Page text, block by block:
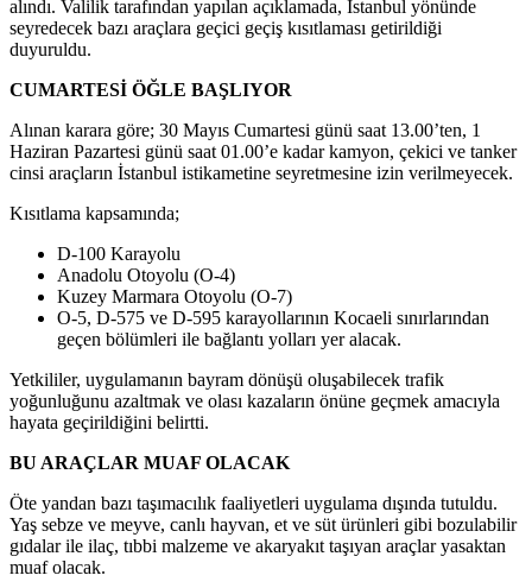
alındı. Valilik tarafından yapılan açıklamada, İstanbul yönünde
seyredecek bazı araçlara geçici geçiş kısıtlaması getirildiği
duyuruldu.
CUMARTESİ ÖĞLE BAŞLIYOR
Alınan karara göre; 30 Mayıs Cumartesi günü saat 13.00’ten, 1
Haziran Pazartesi günü saat 01.00’e kadar kamyon, çekici ve tanker
cinsi araçların İstanbul istikametine seyretmesine izin verilmeyecek.
Kısıtlama kapsamında;
D-100 Karayolu
Anadolu Otoyolu (O-4)
Kuzey Marmara Otoyolu (O-7)
O-5, D-575 ve D-595 karayollarının Kocaeli sınırlarından
geçen bölümleri ile bağlantı yolları yer alacak.
Yetkililer, uygulamanın bayram dönüşü oluşabilecek trafik
yoğunluğunu azaltmak ve olası kazaların önüne geçmek amacıyla
hayata geçirildiğini belirtti.
BU ARAÇLAR MUAF OLACAK
Öte yandan bazı taşımacılık faaliyetleri uygulama dışında tutuldu.
Yaş sebze ve meyve, canlı hayvan, et ve süt ürünleri gibi bozulabilir
gıdalar ile ilaç, tıbbi malzeme ve akaryakıt taşıyan araçlar yasaktan
muaf olacak.